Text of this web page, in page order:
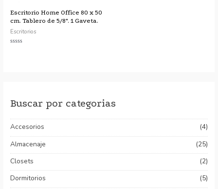
Buscar por categorias
Accesorios
(4)
Almacenaje
(25)
Closets
(2)
Dormitorios
(5)
Escritorio Home Office 80 x 50
cm. Tablero de 5/8″. 1 Gaveta.
Escritorios